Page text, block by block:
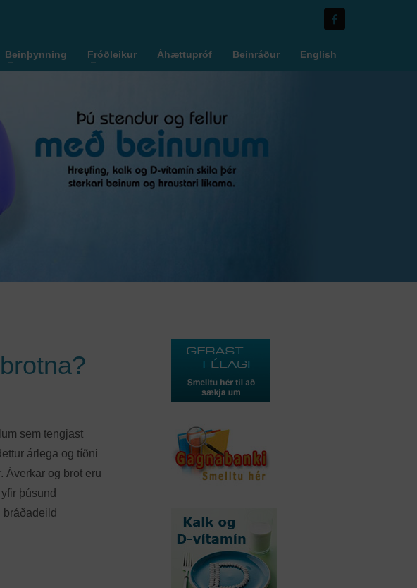
Beinþynning Fróðleikur Áhættupróf Beinráður English
sem tengjast
árlega og tíðni
Áverkar og brot eru
þúsund